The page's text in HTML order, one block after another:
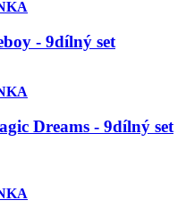
- 9dílný set
Dreams - 9dílný set